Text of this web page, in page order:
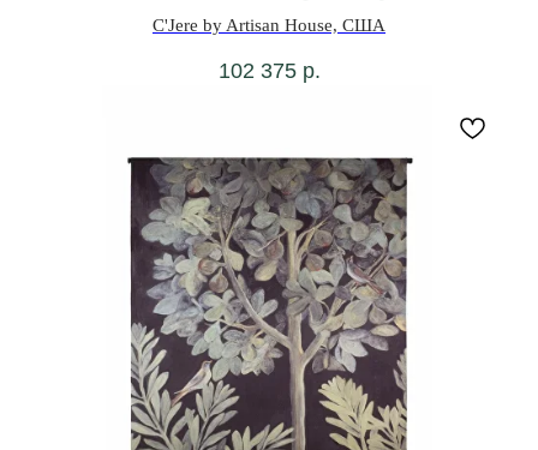
C'Jere by Artisan House, США
102 375 р.